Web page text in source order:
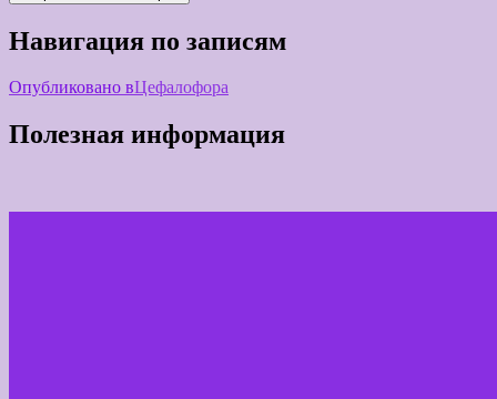
Навигация по записям
Опубликовано вЦефалофора
Полезная информация